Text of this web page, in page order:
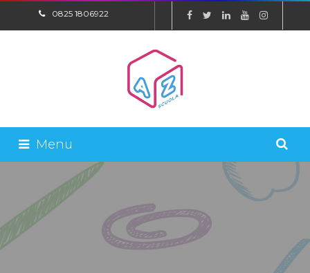
0825 1806922
Menu